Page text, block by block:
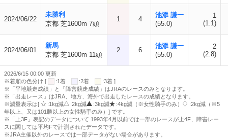
2024/06/22
未勝利
京都 芝1600m 7頭
1 4
池添 謙一
(55.0)
1
(1.1)
2024/06/01
新馬
京都 芝1600m 11頭
2 6
池添 謙一
(55.0)
2
(2.8)
2026/6/15 00:00 更新
※着順の色分け [
:1着 :2着
:3着 ]
※「平地競走成績」と「障害競走成績」はJRAのレースのみとなります。
※「出走レース」はJRA、地方、海外で出走したレースの成績となります。
※減量表示は[
:1kg減 :2kg減 :3kg減 :4kg減（※女性騎手のみ）
:2kg減（※5
年以上、又は101勝以上の女性騎手のみ）] です。
※「上3F」表記のデータについて 1993年4月以前では一部のレースが上4F、障害レー
スに関しては平均Fで計測されたデータです。
※JRA主催以外のレースでは一部データがない場合があります。